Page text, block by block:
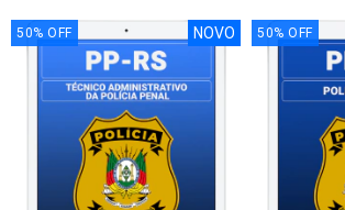
50% OFF NOVO 50% OFF